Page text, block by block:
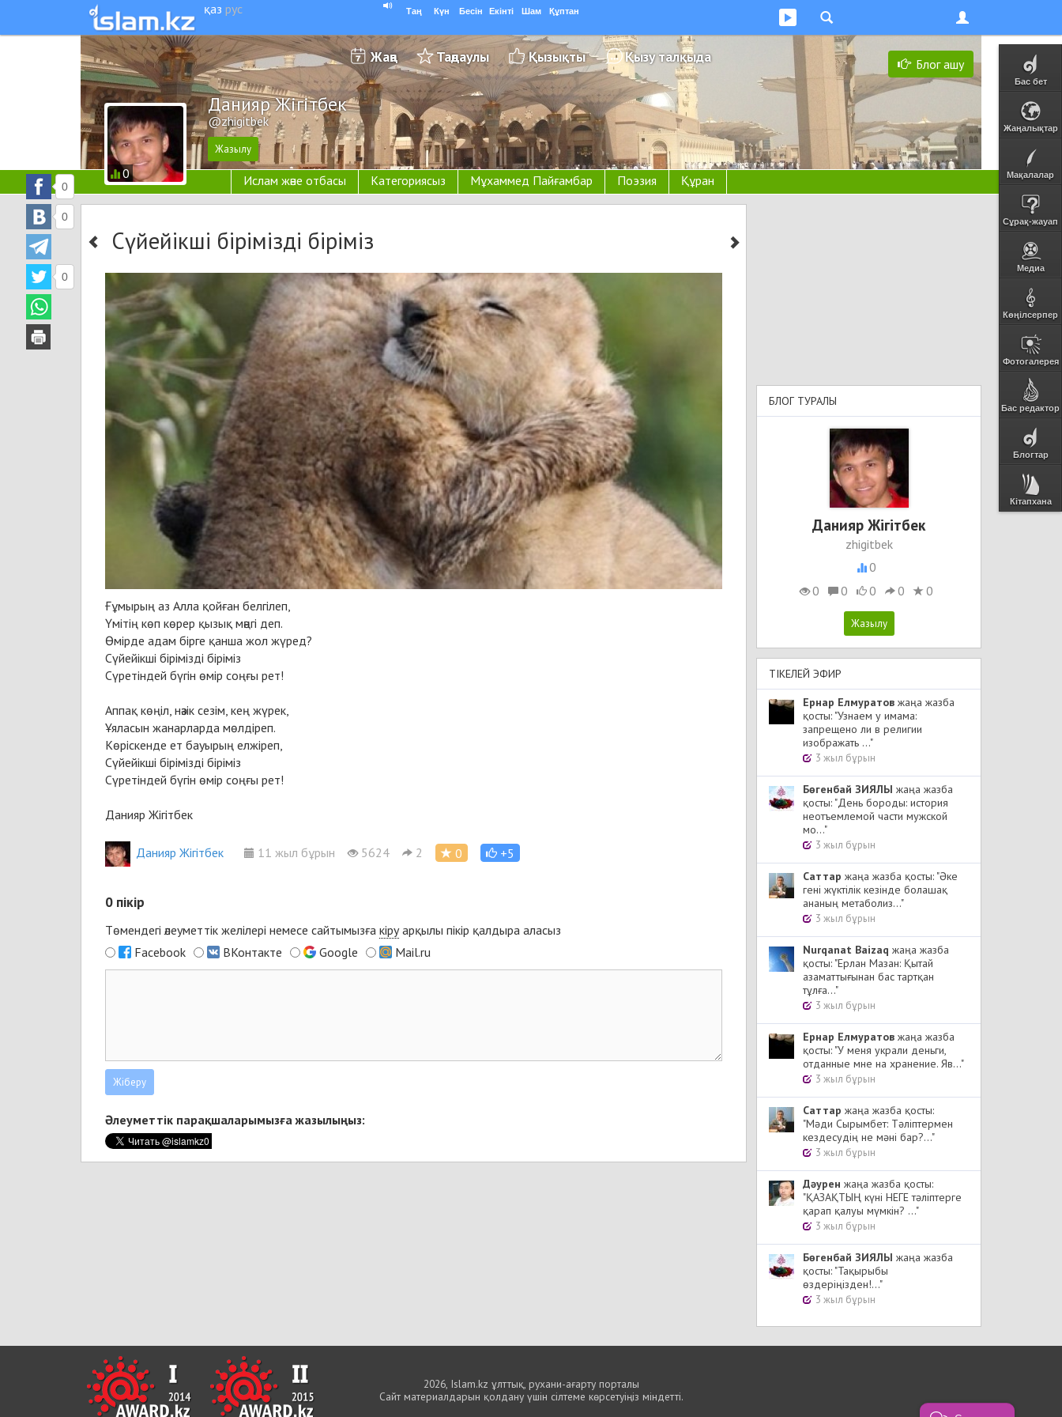
қаз рус Таң Күн Бесін Екінті Шам Құптан
Бас бет
Жаңалықтар
Мақалалар
Сұрақ-жауап
Медиа
Көңілсерпер
Фотогалерея
Бас редактор
Блогтар
Кітапхана
Блог ашу
Жаңа Таңдаулы Қызықты Қызу талқыда
0
Данияр Жігітбек
@zhigitbek
Ислам және отбасы Категориясыз Мұхаммед Пайғамбар Поэзия Құран
Сүйейікші бірімізді біріміз
0
0
0
Ғұмырың аз Алла қойған белгілеп,
Үмітің көп көрер қызық мәңгі деп.
Өмірде адам бірге қанша жол жүред?
Сүйейікші бірімізді біріміз
Сүретіндей бүгін өмір соңғы рет!
Аппақ көңіл, нәзік сезім, кең жүрек,
Ұяласын жанарларда мөлдіреп.
Көріскенде ет бауырың елжіреп,
Сүйейікші бірімізді біріміз
Сүретіндей бүгін өмір соңғы рет!
Данияр Жігітбек
Данияр Жігітбек 11 жыл бұрын 5624 2 0 +5
0 пікір
Төмендегі әлеуметтік желілері немесе сайтымызға кіруарқылы пікір қалдыра аласыз
Facebook
ВКонтакте Google Mail.ru
Әлеуметтік парақшаларымызға жазылыңыз:
БЛОГ ТУРАЛЫ
Данияр Жігітбек
zhigitbek
0
0
0 0 0 0
ТІКЕЛЕЙ ЭФИР
Ернар Елмуратов жаңа жазба
қосты: "Узнаем у имама:
запрещено ли в религии
изображать ..."
3 жыл бұрын
Бөгенбай ЗИЯЛЫ жаңа жазба
қосты: "День бороды: история
неотъемлемой части мужской
мо..."
3 жыл бұрын
Cаттар жаңа жазба қосты: "Әке
гені жүктілік кезінде болашақ
ананың метаболиз..."
3 жыл бұрын
Nurqanat Baizaq жаңа жазба
қосты: "Ерлан Мазан: Қытай
азаматтығынан бас тартқан
тұлға..."
3 жыл бұрын
Ернар Елмуратов жаңа жазба
қосты: "У меня украли деньги,
отданные мне на хранение. Яв..."
3 жыл бұрын
Cаттар жаңа жазба қосты:
"Мәди Сырымбет: Тәліптермен
кездесудің не мәні бар?..."
3 жыл бұрын
Дәурен жаңа жазба қосты:
"ҚАЗАҚТЫҢ күні НЕГЕ тәліптерге
қарап қалуы мүмкін? ..."
3 жыл бұрын
Бөгенбай ЗИЯЛЫ жаңа жазба
қосты: "Тақырыбы
өздеріңізден!..."
3 жыл бұрын
2026, Islam.kz ұлттық, рухани-ағарту порталы
Сайт материалдарын қолдану үшін сілтеме көрсетуіңіз міндетті.